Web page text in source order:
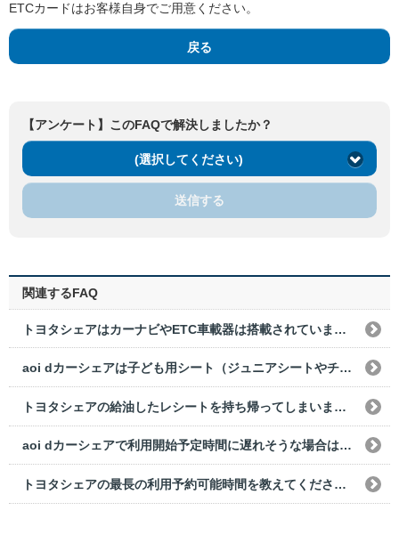
ETCカードはお客様自身でご用意ください。
戻る
【アンケート】このFAQで解決しましたか？
(選択してください)
送信する
関連するFAQ
トヨタシェアはカーナビやETC車載器は搭載されていますか？
aoi dカーシェアは子ども用シート（ジュニアシートやチャイルドシート）は搭載されていますか？
トヨタシェアの給油したレシートを持ち帰ってしまいました。どうすればいいですか？
aoi dカーシェアで利用開始予定時間に遅れそうな場合はどうすればよいですか？
トヨタシェアの最長の利用予約可能時間を教えてください。